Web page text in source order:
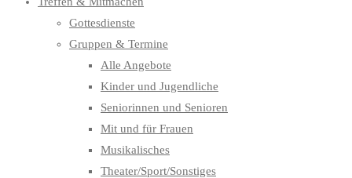
Gottesdienste
Gruppen & Termine
Alle Angebote
Kinder und Jugendliche
Seniorinnen und Senioren
Mit und für Frauen
Musikalisches
Theater/Sport/Sonstiges